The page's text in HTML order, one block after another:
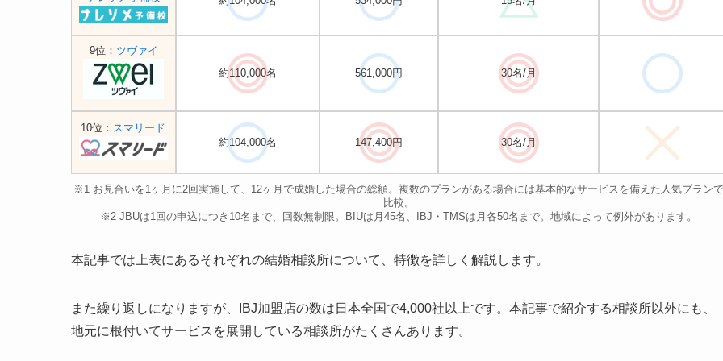
9位： ツヴァイ
約110,000名
561,000円 30名/月
10位： スマリード
約104,000名
147,400円 30名/月
※1 お見合いを1ヶ月に2回実施して、12ヶ月で成婚した場合の総額。複数のプランがある場合には基本的なサービスを備えた人気プランで
比較。
※2 JBUは1回の申込につき10名まで、回数無制限。BIUは月45名、IBJ・TMSは月各50名まで。地域によって例外があります。
本記事では上表にあるそれぞれの結婚相談所について、特徴を詳しく解説します。
また繰り返しになりますが、IBJ加盟店の数は日本全国で4,000社以上です。本記事で紹介する相談所以外にも、
地元に根付いてサービスを展開している相談所がたくさんあります。